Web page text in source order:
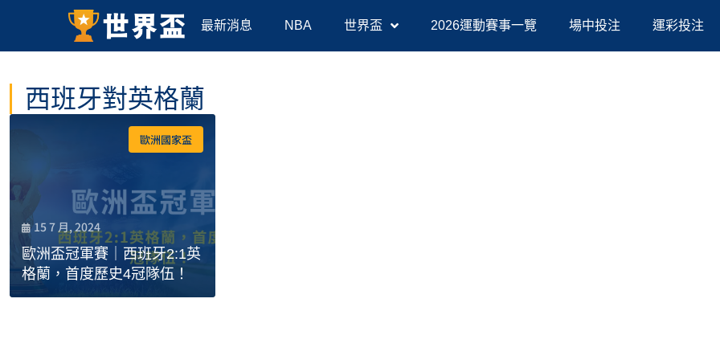
最新消息 NBA 世界盃 2026運動賽事一覽 場中投注 運彩投注
西班牙對英格蘭
歐洲國家盃
15 7 月, 2024
歐洲盃冠軍賽｜西班牙2:1英
格蘭，首度歷史4冠隊伍！